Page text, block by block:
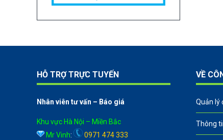
HỖ TRỢ TRỰC TUYẾN
Nhân viên tư vấn – Báo giá
Khu vực Hà Nội – Miền Bắc
Mr Vinh:
0971 474 333
VỀ
Quản lý
Thông